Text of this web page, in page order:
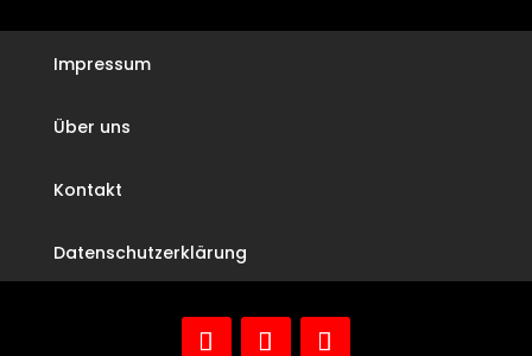
Impressum
Über uns
Kontakt
Datenschutzerklärung